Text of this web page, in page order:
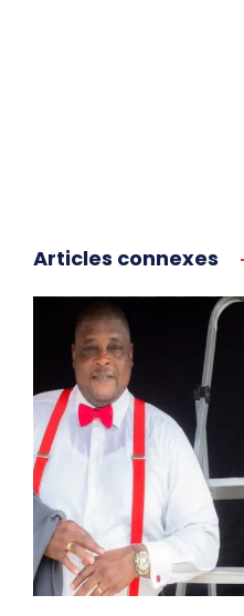
Articles connexes